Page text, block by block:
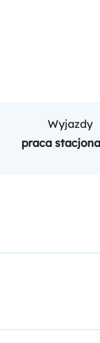
Wyjazdy
praca